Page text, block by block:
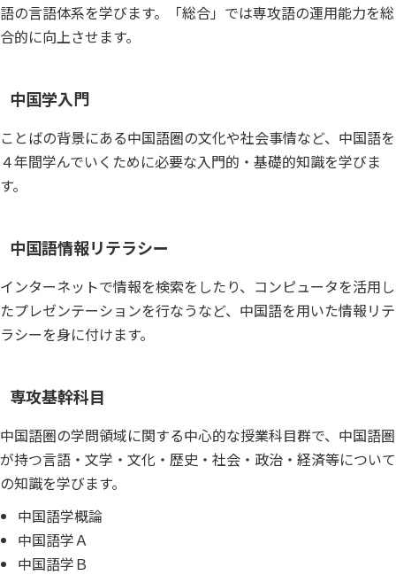
語の言語体系を学びます。「総合」では専攻語の運用能力を総
合的に向上させます。
中国学入門
ことばの背景にある中国語圏の文化や社会事情など、中国語を
４年間学んでいくために必要な入門的・基礎的知識を学びま
す。
中国語情報リテラシー
インターネットで情報を検索をしたり、コンピュータを活用し
たプレゼンテーションを行なうなど、中国語を用いた情報リテ
ラシーを身に付けます。
専攻基幹科目
中国語圏の学問領域に関する中心的な授業科目群で、中国語圏
が持つ言語・文学・文化・歴史・社会・政治・経済等について
の知識を学びます。
中国語学概論
中国語学Ａ
中国語学Ｂ